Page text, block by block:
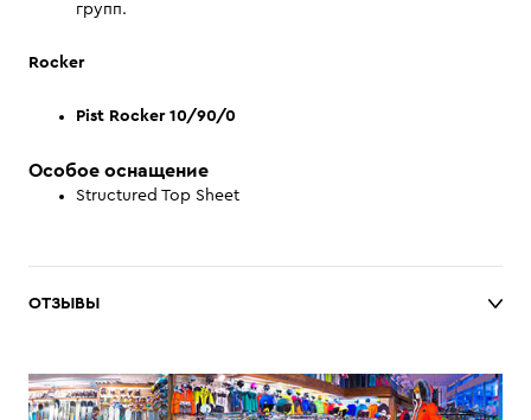
групп.
Rocker
Pist Rocker 10/90/0
Особое оснащение
Structured Top Sheet
ОТЗЫВЫ